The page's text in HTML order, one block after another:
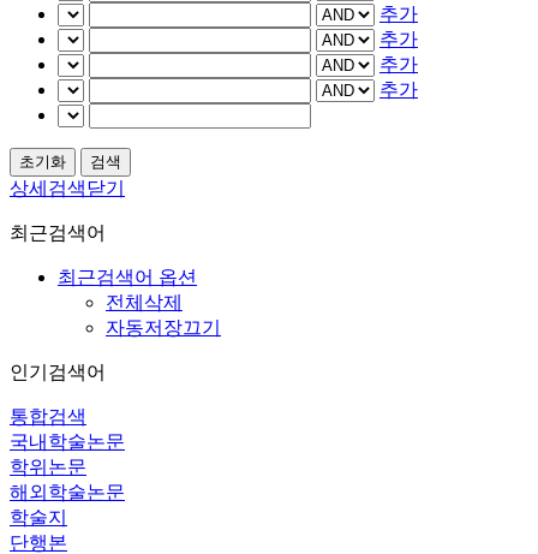
추가
추가
추가
추가
상세검색닫기
최근검색어
최근검색어 옵션
전체삭제
자동저장끄기
인기검색어
통합검색
국내학술논문
학위논문
해외학술논문
학술지
단행본